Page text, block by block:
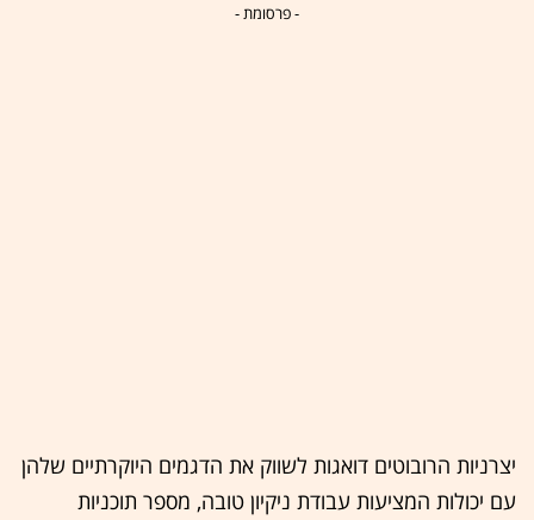
- פרסומת -
יצרניות הרובוטים דואגות לשווק את הדגמים היוקרתיים שלהן
עם יכולות המציעות עבודת ניקיון טובה, מספר תוכניות